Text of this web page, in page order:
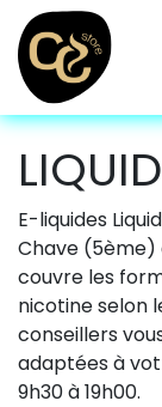
Se rendre au
E-liquides
Chave
couvre les
nicotine selon
conseillers
adaptées à
9h30 à 19h00.